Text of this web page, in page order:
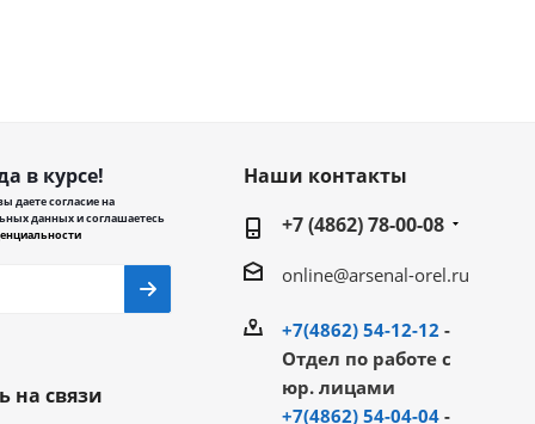
в курсе!
даете согласие на
данных и соглашаетесь
на связи
Наши контакты
+7 (4862) 78-00-08
online@arsenal-orel.ru
+7(4862) 54-12-12 -
Отдел по работе с
юр. лицами
+7(4862) 54-04-04-